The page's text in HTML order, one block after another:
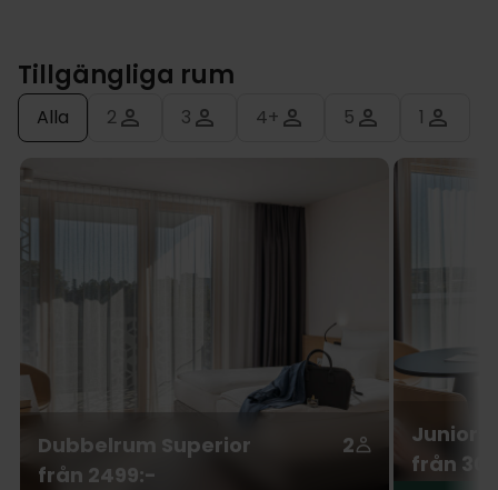
Tillgängliga rum
Alla 2 3 4+ 5 1
Dubbelrum Superior
2
från 2499:-
från